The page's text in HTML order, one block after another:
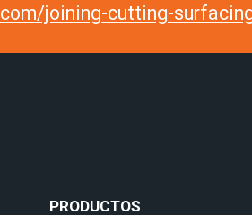
joining-cutting-
PRODUCTOS